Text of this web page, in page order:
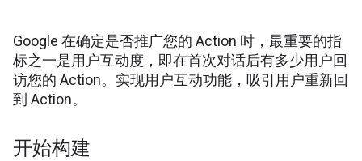
Google 在确定是否推广您的 Action 时，最重要的指
标之一是用户互动度，即在首次对话后有多少用户回
访您的 Action。实现用户互动功能，吸引用户重新回
到 Action。
开始构建